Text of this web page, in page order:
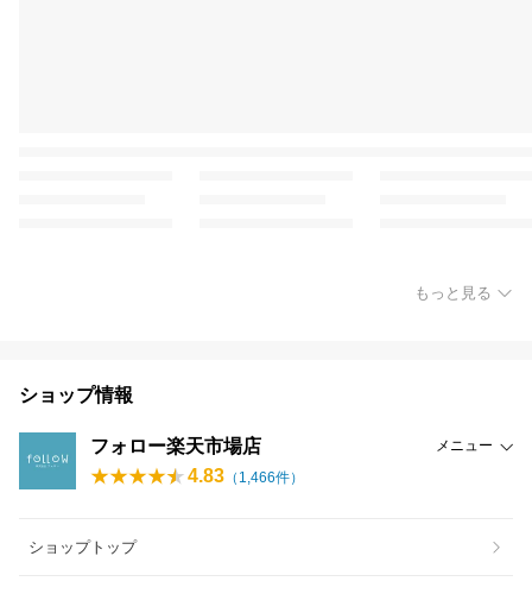
もっと見る
ショップ情報
フォロー楽天市場店 メニュー
4.83 （ 1,466件）
ショップトップ